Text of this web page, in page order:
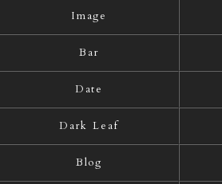
Image
Bar
Date
Dark Leaf
Blog